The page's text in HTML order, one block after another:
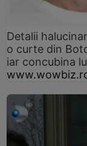
Detalii
o curte din
iar concubina